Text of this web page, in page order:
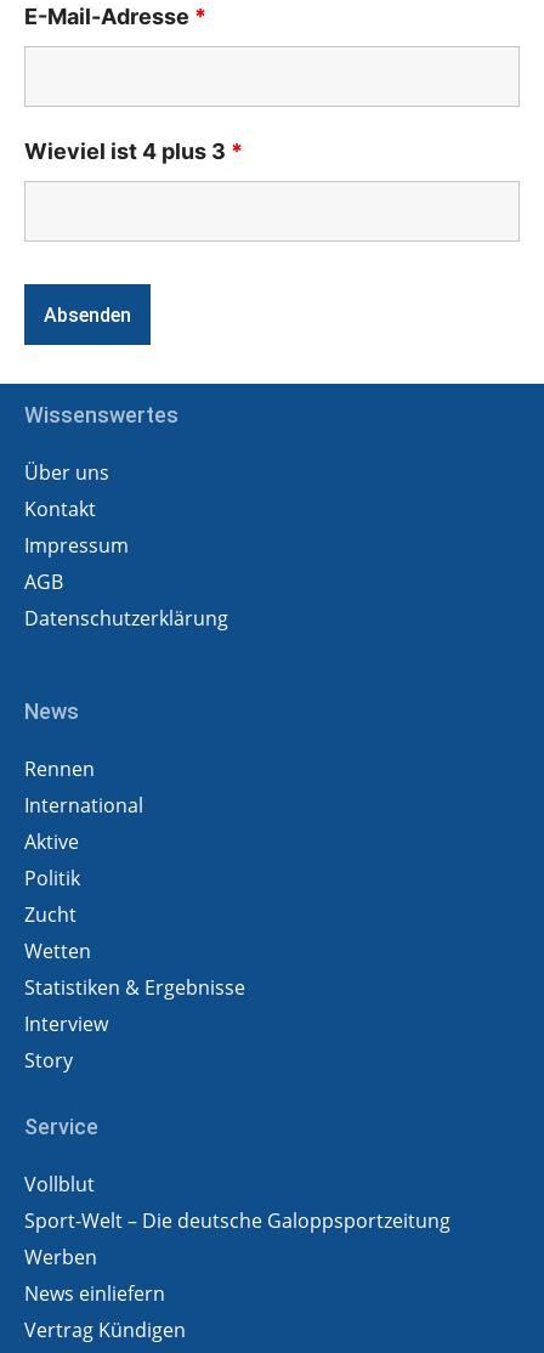
E-Mail-Adresse *
Wieviel ist 4 plus 3 *
Wissenswertes
Über uns
Kontakt
Impressum
AGB
Datenschutzerklärung
News
Rennen
International
Aktive
Politik
Zucht
Wetten
Statistiken & Ergebnisse
Interview
Story
Service
Vollblut
Sport-Welt – Die deutsche Galoppsportzeitung
Werben
News einliefern
Vertrag Kündigen